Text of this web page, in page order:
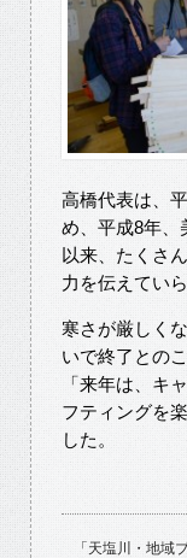
高橋代表は、
め、平成8年、
以来、たくさ
力を伝えてい
寒さが厳しく
いで終了とのこ
「来年は、キ
フティングを
した。
「天塩川・地域